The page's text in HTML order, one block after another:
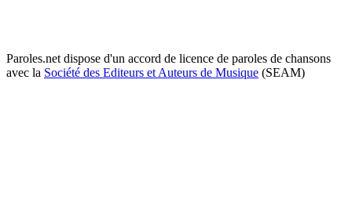
Paroles.net dispose d'un accord de licence de paroles de chansons
avec la Société des Editeurs et Auteurs de Musique (SEAM)